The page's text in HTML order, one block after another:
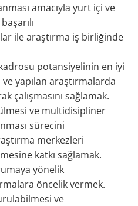
amacıyla yurt içi ve
ile araştırma iş birliğinde
potansiyelinin en iyi
ve yapılan araştırmalarda
çalışmasını sağlamak.
ve multidisipliner
sürecini
merkezleri
katkı sağlamak.
yönelik
öncelik vermek.
ve